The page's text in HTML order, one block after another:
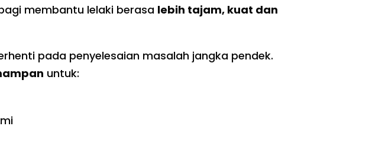
membantu lelaki berasa lebih tajam, kuat dan
pada penyelesaian masalah jangka pendek.
untuk: